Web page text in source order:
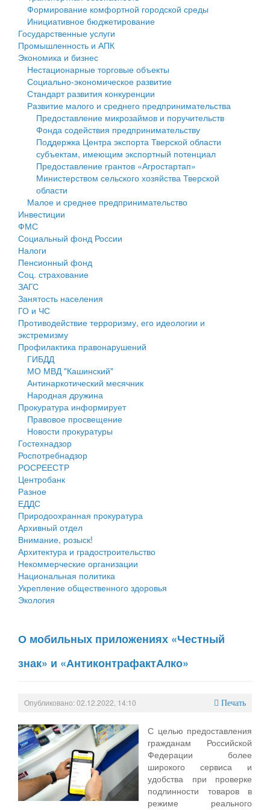
Государственные услуги
Промышленность и АПК
Экономика и бизнес
Символика
Устав
Гостям округа
Туризм
Культура
Образование
Здравоохранение
Социальная защита
Фотоальбом
муниципального округа Тверской области
Администрация Кашинского муниципального округа
Тверской области
Управление сельскими территориями
Открытые данные
Работа с обращениями граждан
Муниципальный контроль
Муниципальные услуги
Проекты административных регламентов
Антимонопольный комплаенс
Противодействие коррупции
Финансовое управление
Бюджет для граждан
Имущество
Выявление правообладателей ранее учтенных
объектов недвижимости
Имущественная поддержка субъектов малого и
среднего предпринимательства
Информационная поддержка субъектов малого и
среднего предпринимательства
Муниципальные программы
Контрольно-счетная палата
Персональные данные
Оценка регулирующего воздействия
Деятельность МУ
Нормативы градостроительного проектирования
Правила землепользования и застройки
Генеральные планы
Проекты планировки территории
Собрание депутатов
Городское поселение
Сельские поселения
Формирование комфортной городской среды
Инициативное бюджетирование
Государственные услуги
Промышленность и АПК
Экономика и бизнес
Нестационарные торговые объекты
Социально-экономическое развитие
Стандарт развития конкуренции
Развитие малого и среднего предпринимательства
Предоставление микрозаймов и поручительств
Фонда содействия предпринимательству
Поддержка Центра экспорта Тверской области
субъектам, имеющим экспортный потенциал
Предоставление грантов «Агростартап»
Министерством сельского хозяйства Тверской
области
Малое и среднее предпринимательство
Инвестиции
ФМС
Социальный фонд России
Налоги
Пенсионный фонд
Соц. страхование
ЗАГС
Занятость населения
ГО и ЧС
Противодействие терроризму, его идеологии и
экстремизму
Профилактика правонарушений
ГИБДД
МО МВД "Кашинский"
Антинаркотический месячник
Народная дружина
Прокуратура информирует
Правовое просвещение
Новости прокуратуры
Гостехнадзор
Роспотребнадзор
РОСРЕЕСТР
Центробанк
Разное
ЕДДС
Природоохранная прокуратура
Архивный отдел
Внимание, розыск!
Архитектура и градостроительство
Некоммерческие организации
Национальная политика
Укрепление общественного здоровья
Экология
О мобильных приложениях «Честный
знак» и «АнтиконтрафактАлко»
Опубликовано: 02.12.2022, 14:10 Печать
С целью предоставления
гражданам Российской
Федерации более
широкого сервиса и
удобства при проверке
подлинности товаров в
режиме реального